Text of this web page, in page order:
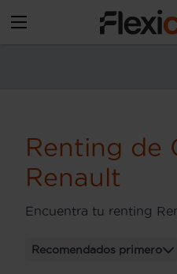
Renting de
Renault
Encuentra tu renting
Recomendados primero